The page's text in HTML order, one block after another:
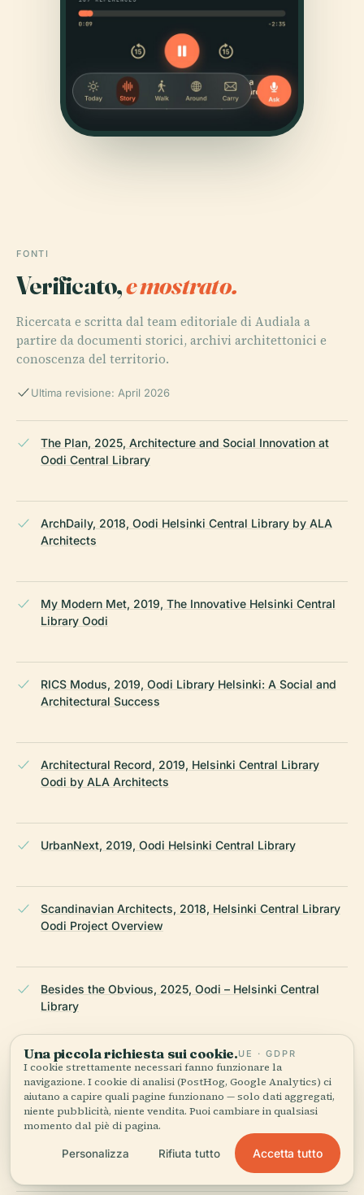
FONTI
Verificato,e mostrato.
Ricercata e scritta dal team editoriale di Audiala a
partire da documenti storici, archivi architettonici e
conoscenza del territorio.
Ultima revisione: April 2026
The Plan, 2025, Architecture and Social Innovation at
Oodi Central Library
ArchDaily, 2018, Oodi Helsinki Central Library by ALA
Architects
My Modern Met, 2019, The Innovative Helsinki Central
Library Oodi
RICS Modus, 2019, Oodi Library Helsinki: A Social and
Architectural Success
Architectural Record, 2019, Helsinki Central Library
Oodi by ALA Architects
UrbanNext, 2019, Oodi Helsinki Central Library
Scandinavian Architects, 2018, Helsinki Central Library
Oodi Project Overview
Besides the Obvious, 2025, Oodi – Helsinki Central
Library
finland.fi, 2019, Oodi Library Acts as Helsinki’s Urban
Living Room
studioagk.com, 2020, Oodi Helsinki Library
Una piccola richiesta sui cookie.UE · GDPR
I cookie strettamente necessari fanno funzionare la
navigazione. I cookie di analisi (PostHog, Google Analytics) ci
aiutano a capire quali pagine funzionano — solo dati aggregati,
niente pubblicità, niente vendita. Puoi cambiare in qualsiasi
momento dal piè di pagina.
Personalizza Rifiuta tutto Accetta tutto